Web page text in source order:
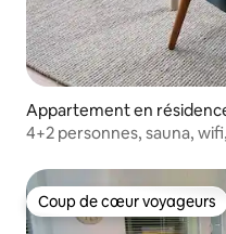
Appartement en
4+2 personnes, sauna,
Coup de cœur voyageurs
Coup de cœur voyageurs